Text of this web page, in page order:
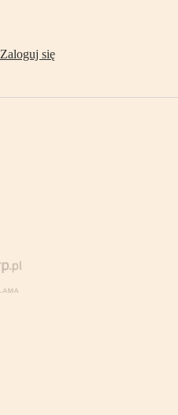
Zaloguj się